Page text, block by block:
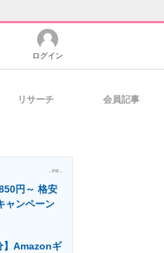
く分かる
ログイン
リサーチ 会員記事
- PR -
円～ 格安
ャンペーン
】Amazonギ